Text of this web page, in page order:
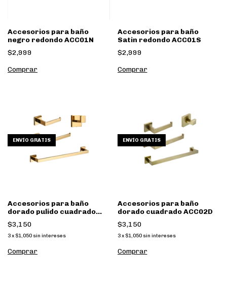
Accesorios para baño
negro redondo ACC01N
$2,999
Accesorios para baño
Satin redondo ACC01S
$2,999
ENVÍO GRATIS
Accesorios para baño
dorado pulido cuadrado
ACC02DB
$3,150
3x $1,050 sin intereses
ENVÍO GRATIS
Accesorios para baño
dorado cuadrado ACC02D
$3,150
3 x $1,050 sin intereses